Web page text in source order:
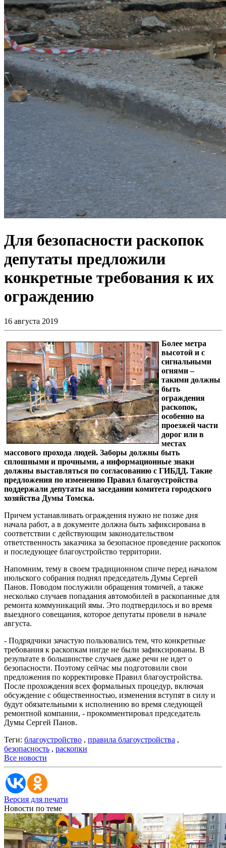
Для безопасности раскопок
депутаты предложили
конкретные требования к их
ограждению
16 августа 2019
Более метра
высотой и с
сигнальными
огнями –
такими должны
быть
ограждения
раскопок,
особенно на
проезжей части
дорог или в
местах
массового прохода людей. Заборы должны быть
сплошными и прочными, а информационные знаки
должны выставляться по согласованию с ГИБДД. Такие
предложения по изменению Правил благоустройства
поддержали депутаты на заседании комитета городского
хозяйства Думы Томска.
Причем устанавливать ограждения нужно не позже дня
начала работ, а в документе должна быть зафиксирована в
соответствии с действующим законодательством
ответственность заказчика за безопасное проведение раскопок
и последующее благоустройство территории.
Напомним, тему в своем традиционном спиче перед началом
июльского собрания поднял председатель Думы Сергей
Панов. Поводом послужили обращения томичей, а также
несколько случаев попадания автомобилей в раскопанные для
ремонта коммуникаций ямы. Это подтвердилось и во время
выездного совещания, которое депутаты провели в начале
августа.
- Подрядчики зачастую пользовались тем, что конкретные
требования к раскопкам нигде не были зафиксированы. В
результате в большинстве случаев даже речи не идет о
безопасности. Поэтому сейчас мы подготовили свои
предложения по корректировке Правил благоустройства.
После прохождения всех формальных процедур, включая
обсуждение с общественностью, изменения вступят в силу и
будут обязательными к исполнению во время следующей
ремонтной компании, - прокомментировал председатель
Думы Сергей Панов.
Теги: благоустройство , правила благоустройства ,
безопасность , раскопки
Все новости
Версия для печати
Новости по теме